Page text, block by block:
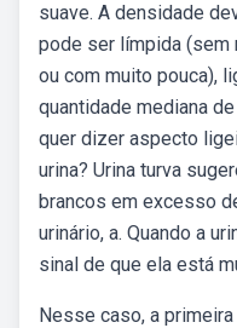
suave. A densidade
pode ser límpida (sem
ou com muito pouca),
quantidade mediana
quer dizer aspecto
urina? Urina turva
brancos em excesso
urinário, a. Quando a
sinal de que ela está
Nesse caso, a